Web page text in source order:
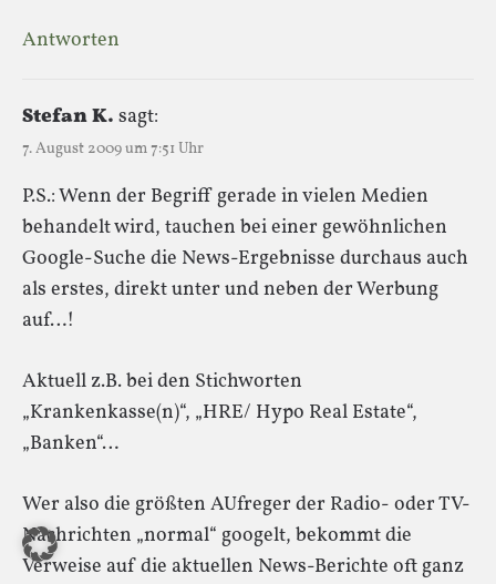
Antworten
Stefan K. sagt:
7. August 2009 um 7:51 Uhr
P.S.: Wenn der Begriff gerade in vielen Medien
behandelt wird, tauchen bei einer gewöhnlichen
Google-Suche die News-Ergebnisse durchaus auch
als erstes, direkt unter und neben der Werbung
auf…!
Aktuell z.B. bei den Stichworten
„Krankenkasse(n)“, „HRE/ Hypo Real Estate“,
„Banken“…
Wer also die größten AUfreger der Radio- oder TV-
Nachrichten „normal“ googelt, bekommt die
Verweise auf die aktuellen News-Berichte oft ganz